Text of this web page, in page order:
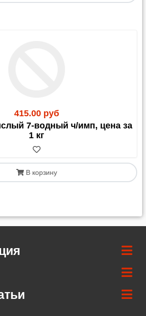
415.00 руб
7-водный ч/имп, цена за
1 кг
В корзину